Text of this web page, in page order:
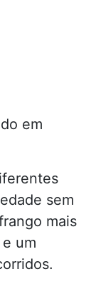
em
sem
mais
um